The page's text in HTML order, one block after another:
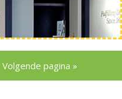
Volgende pagina »